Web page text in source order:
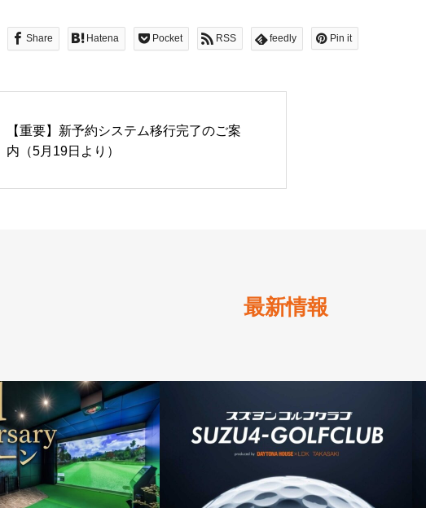
Share Hatena Pocket RSS feedly Pin it
【重要】新予約システム移行完了のご案
内（5月19日より）
最新情報